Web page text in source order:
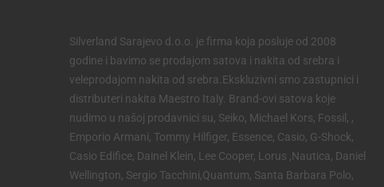
Silverland Sarajevo d.o.o. je firma koja posluje od 2008
godine i bavimo se prodajom satova i nakita od srebra i
veleprodajom nakita od srebra.Ekskluzivni smo zastupnici i
distributeri nakita Maestro Italy. Brand-ovi satova koje
nudimo u našoj prodavnici su, Seiko, Michael Kors, Fossil, ,
Emporio Armani, Tommy Hilfiger, Essence, Casio, G-Shock,
Casio Edifice, Dainel Klein, Lee Cooper, Lorus ,Nautica, Daniel
Wellington, Sergio Tacchini,Quantum, Santa Barbara Polo,